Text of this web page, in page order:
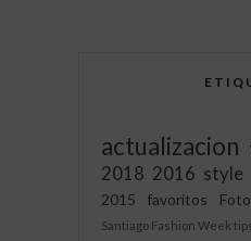
actualizacion
2018 2016 style
2015
favoritos
Santiago Fashion Week